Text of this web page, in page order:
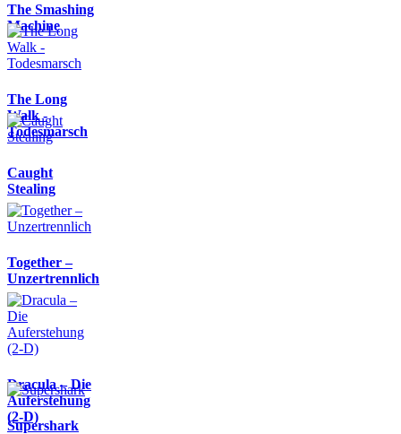
The Smashing
Machine
The Long
Walk -
Todesmarsch
Caught
Stealing
Together –
Unzertrennlich
Dracula – Die
Auferstehung
(2-D)
Supershark